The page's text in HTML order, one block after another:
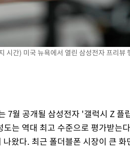
시간) 미국 뉴욕에서 열린 삼성전자 프리뷰
7월 공개될 삼성전자 '갤럭시 Z 플
는 역대 최고 수준으로 평가받는
왔다. 최근 폴더블폰 시장이 큰